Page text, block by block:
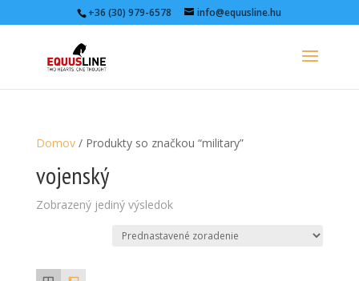
+36 (30) 979-6578 info@equusline.hu
Domov/ Produkty so značkou “military”
vojenský
Zobrazený jediný výsledok